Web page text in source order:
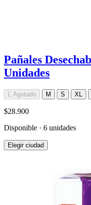
Pañales
Unidades
L Agotado M S XL
$28.900
Disponible · 6 unidades
Elegir ciudad